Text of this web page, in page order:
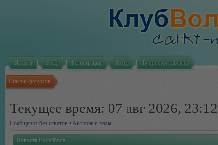
На сайт FAQ Регистрация Вход Турнирная таблица
Список форумов
Текущее время: 07 авг 2026, 23:12
Сообщения без ответов • Активные темы
Новости Волейбола